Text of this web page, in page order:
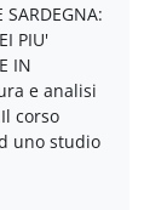
SARDEGNA:
PIU'
IN
e analisi
corso
uno studio